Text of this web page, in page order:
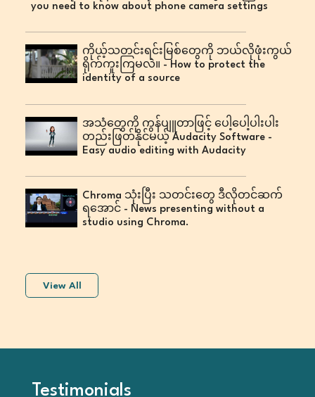
you need to know about phone camera settings
ကိုယ့်သတင်းရင်းမြစ်တွေကို ဘယ်လိုဖုံးကွယ်
ရိုက်ကူးကြမလဲ။ - How to protect the
identity of a source
အသံတွေကို ကွန်ပျူတာဖြင့် ပေါ့ပေါ့ပါးပါး
တည်းဖြတ်နိုင်မယ့် Audacity Software -
Easy audio editing with Audacity
Chroma သုံးပြီး သတင်းတွေ ဒီလိုတင်ဆက်
ရအောင် - News presenting without a
studio using Chroma.
View All
Testimonials